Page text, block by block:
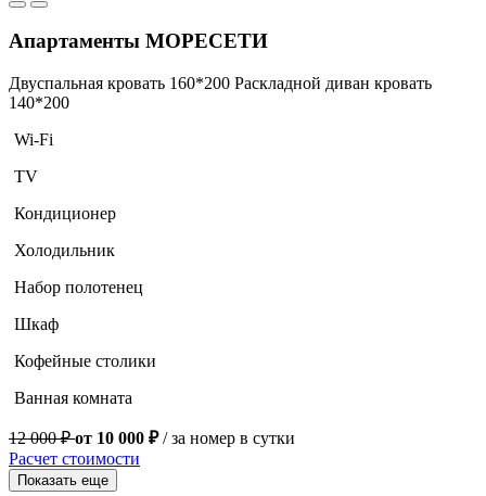
Апартаменты МОРЕСЕТИ
Двуспальная кровать 160*200 Раскладной диван кровать
140*200
Wi-Fi
TV
Кондиционер
Холодильник
Набор полотенец
Шкаф
Кофейные столики
Ванная комната
12 000 ₽от 10 000 ₽/ за номер в сутки
Расчет стоимости
Показать еще